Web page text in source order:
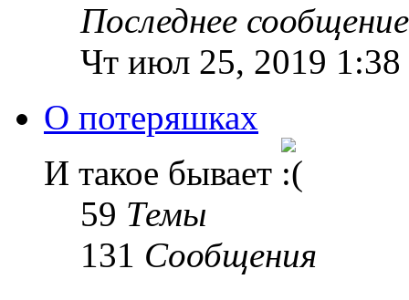
Последнее сообщение
Чт июл 25, 2019 1:38
О потеряшках
И такое бывает
59 Темы
131 Сообщения